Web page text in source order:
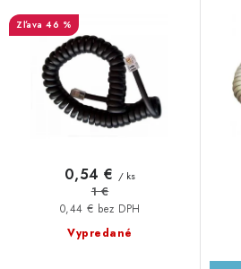
d
u
r
o
konektor - 4P4C konektor,
2,1m, čierna
46 %
Vypredané
0,44 € bez DPH
0,54 € / ks
1 €